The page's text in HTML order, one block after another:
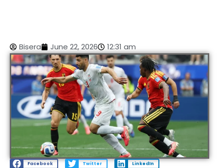
Bisera June 22, 2026 12:31 am
Facebook Twitter LinkedIn